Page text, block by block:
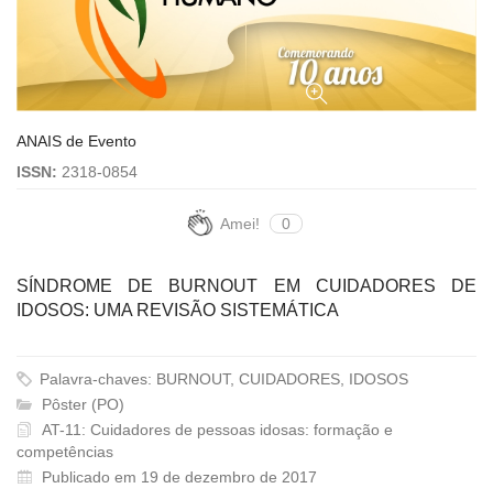
ANAIS de Evento
ISSN: 2318-0854
Amei! 0
SÍNDROME DE BURNOUT EM CUIDADORES DE
IDOSOS: UMA REVISÃO SISTEMÁTICA
Palavra-chaves: BURNOUT, CUIDADORES, IDOSOS
Pôster (PO)
AT-11: Cuidadores de pessoas idosas: formação e
competências
Publicado em 19 de dezembro de 2017